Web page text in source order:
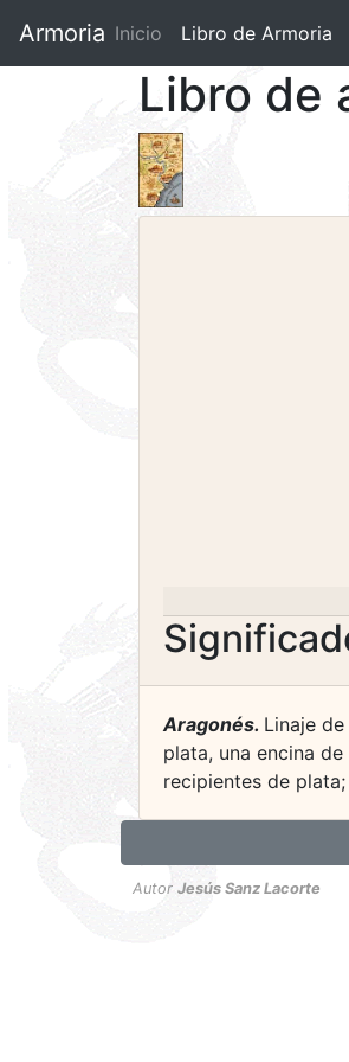
Armoria Inicio Libro de Armoria
Libro de
Aragonés. Linaje
plata, una encina
recipientes de
Autor Jesús Sanz Lacorte